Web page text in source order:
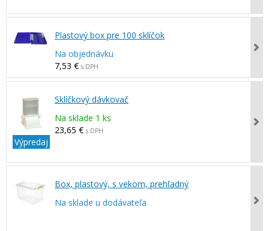
Plastový box pre 100 sklíčok
Na objednávku
7,53 € s DPH
Výpredaj
Sklíčkový dávkovač
Na sklade 1 ks
23,65 € s DPH
Box, plastový, s vekom, prehľadný
Na sklade u dodávateľa